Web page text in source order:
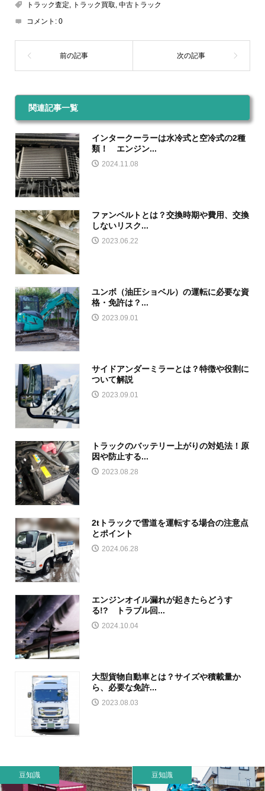
トラック査定, トラック買取, 中古トラック
コメント: 0
関連記事一覧
インタークーラーは水冷式と空冷式の2種
類！ エンジン...
2024.11.08
ファンベルトとは？交換時期や費用、交換
しないリスク...
2023.06.22
ユンボ（油圧ショベル）の運転に必要な資
格・免許は？...
2023.09.01
サイドアンダーミラーとは？特徴や役割に
ついて解説
2023.09.01
トラックのバッテリー上がりの対処法！原
因や防止する...
2023.08.28
2tトラックで雪道を運転する場合の注意点
とポイント
2024.06.28
エンジンオイル漏れが起きたらどうす
る!? トラブル回...
2024.10.04
大型貨物自動車とは？サイズや積載量か
ら、必要な免許...
2023.08.03
豆知識 豆知識